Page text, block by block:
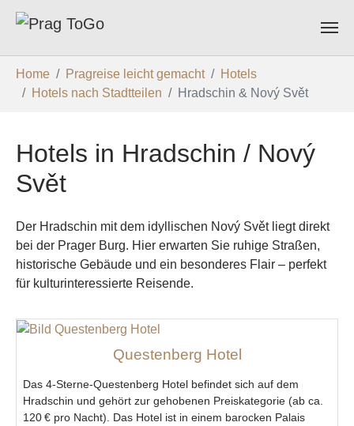
Home Pragreise leicht gemacht
Hotels
Hotels nach Stadtteilen
Hradschin & Nový Svět
Hotels in Hradschin / Nový
Svět
Der Hradschin mit dem idyllischen Nový Svět liegt direkt
bei der Prager Burg. Hier erwarten Sie ruhige Straßen,
historische Gebäude und ein besonderes Flair – perfekt
für kulturinteressierte Reisende.
Questenberg Hotel
Das 4‑Sterne-Questenberg Hotel befindet sich auf dem
Hradschin und gehört zur gehobenen Preiskategorie (ab ca.
120 € pro Nacht). Das Hotel ist in einem barocken Palais